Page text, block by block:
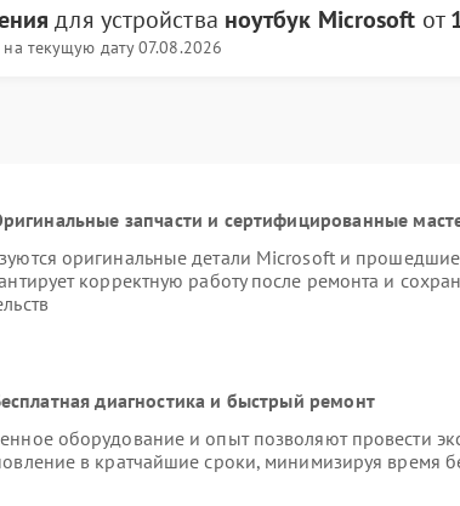
для устройства ноутбук Microsoft от
на текущую дату 07.08.2026
запчасти и сертифицированные
оригинальные детали Microsoft и
корректную работу после ремонта и
диагностика и быстрый ремонт
оборудование и опыт позволяют провести
в кратчайшие сроки, минимизируя время